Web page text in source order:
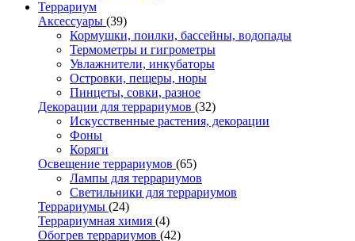
Террариум
Аксессуары (39)
Кормушки, поилки, бассейны, водопады
Термометры и гигрометры
Увлажнители, инкубаторы
Островки, пещеры, норы
Пинцеты, совки, разное
Декорации для террариумов (32)
Искусственные растения, декорации
Фоны
Коряги
Освещение террариумов (65)
Лампы для террариумов
Светильники для террариумов
Террариумы (24)
Террариумная химия (4)
Обогрев террариумов (42)